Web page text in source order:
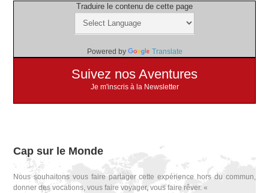
Traduire le contenu de cette page
Powered by Translate
Suivez nos Aventures
Je m'inscris à la Newsletter
Cap sur le Monde
Nous souhaitons vous faire partager cette expérience hors du commun,
donner des vocations, vous faire voyager, vous faire rêver. «